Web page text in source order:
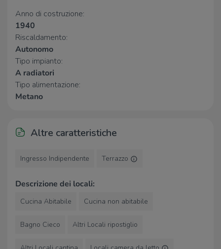
Farmacia
Attanasio
Memoli
Procacci
Ospedali
Pronto Soccorso Ospedale
Supermercato Sma
Veglia Market
Despar
Negozi
Anno di costruzione:
1940
Riscaldamento:
Autonomo
Tipo impianto:
A radiatori
Tipo alimentazione:
Metano
Altre caratteristiche
Ingresso Indipendente Terrazzo
Descrizione dei locali:
Cucina Abitabile Cucina non abitabile
Bagno Cieco Altri Locali ripostiglio